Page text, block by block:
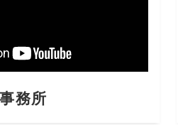
事務所